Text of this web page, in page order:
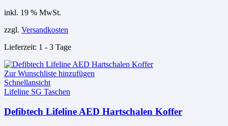
inkl. 19 % MwSt.
zzgl. Versandkosten
Lieferzeit: 1 - 3 Tage
Zur Wunschliste hinzufügen
Schnellansicht
Lifeline SG Taschen
Defibtech Lifeline AED Hartschalen Koffer